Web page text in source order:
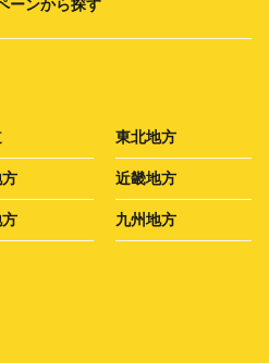
ーンから探す
東北地方
近畿地方
方 九州地方